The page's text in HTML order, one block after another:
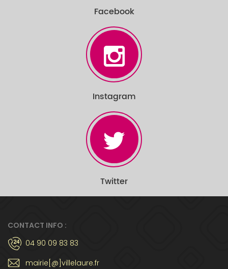
Facebook
Instagram
Twitter
CONTACT INFO :
04 90 09 83 83
mairie[@]villelaure.fr